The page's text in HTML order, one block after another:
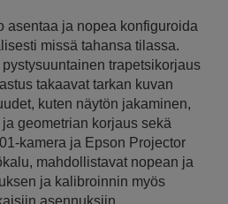
asentaa ja nopea konfiguroida
missä tahansa tilassa.
pystysuuntainen trapetsikorjaus
takaavat tarkan kuvan
kuten näytön jakaminen,
geometrian korjaus sekä
kamera ja Epson Projector
mahdollistavat nopean ja
ja kalibroinnin myös
asennuksiin.